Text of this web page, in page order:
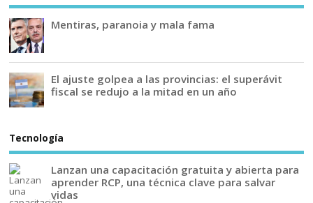
Mentiras, paranoia y mala fama
El ajuste golpea a las provincias: el superávit
fiscal se redujo a la mitad en un año
Tecnología
Lanzan una capacitación gratuita y abierta para
aprender RCP, una técnica clave para salvar
vidas